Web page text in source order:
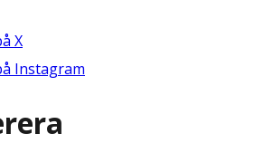
X
Instagram